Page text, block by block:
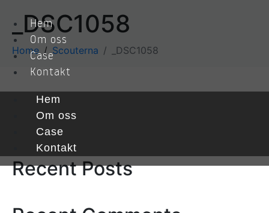
Hem
Om oss
Case
Kontakt
Hem
Om oss
Case
Kontakt
_DSC1058
Home Scouterna _DSC1058
Recent Posts